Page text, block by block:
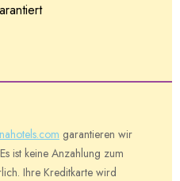
garantieren wir
ist keine Anzahlung zum
Ihre Kreditkarte wird